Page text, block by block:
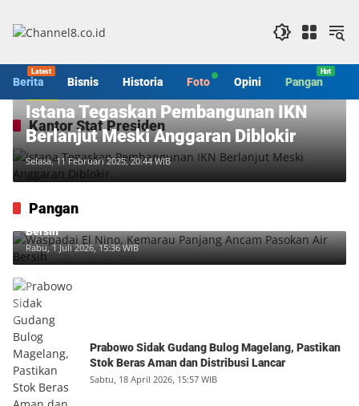
konten
Berita Bisnis Historia Foto Opini Pangan
Kantor Staf Presiden
Istana Tegaskan Pembangunan IKN
Berlanjut Meski Anggaran Diblokir
Selasa, 11 Februari 2025, 20:44 WIB
Pangan
Waspadai El Nino, Kemarau Panjang Ancam Pasokan Air
Bersih
Rabu, 1 Juli 2026, 15:36 WIB
Prabowo Sidak Gudang Bulog Magelang, Pastikan
Stok Beras Aman dan Distribusi Lancar
Sabtu, 18 April 2026, 15:57 WIB